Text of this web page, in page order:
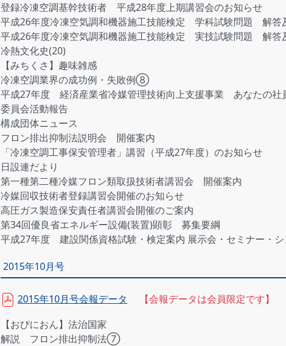
登録冷凍空調基幹技術者 平成28年度上期講習会のお知らせ
平成26年度冷凍空気調和機器施工技能検定 学科試験問題 解
平成26年度冷凍空気調和機器施工技能検定 実技試験問題 解
冷熱文化史(20)
【みちくさ】趣味雑感
冷凍空調業界の成功例・失敗例⑧
平成27年度 経済産業省冷媒管理技術向上支援事業 あなたの社
委員会活動報告
構成団体ニュース
フロン排出抑制法説明会 開催案内
「冷凍空調工事保安管理者」講習（平成27年度）のお知らせ
日設連だより
第一種第二種冷媒フロン類取扱技術者講習会 開催案内
冷媒回収技術者登録講習会開催のお知らせ
高圧ガス製造保安責任者講習会開催のご案内
第34回優良省エネルギー設備(装置)顕彰 募集要綱
平成27年度 建設関係資格試験・検定案内 展示会・セミナー・
2015年10月号
2015年10月号会報データ
【会報データは会員限定です】
【おぴにおん】法治国家
解説 フロン排出抑制法⑦